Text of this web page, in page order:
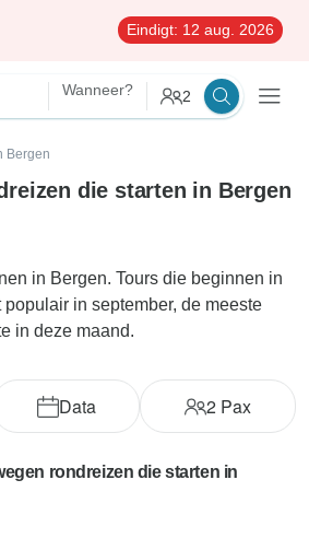
Eindigt: 12 aug. 2026
Wanneer? 2
Bergen
die starten in Bergen
in Bergen. Tours die beginnen in
in september, de meeste
in deze maand.
Data 2 Pax
rondreizen die starten in